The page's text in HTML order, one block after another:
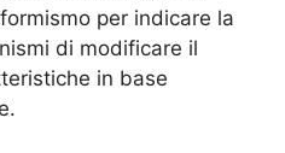
per indicare la
di modificare il
in base